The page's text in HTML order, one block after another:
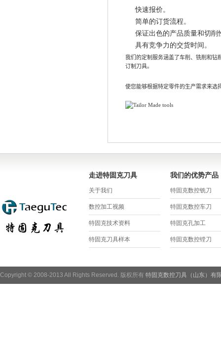
快速报价。
简单的订货流程。
保证出色的产品质量和切削
具有竞争力的交货时间。
我们的定制服务涵盖了车削、铣削和钻
订制刀具。
使您能够根据特定零件的生产需求来选
走进特固克刀具
关于我们
数控加工视频
特固克技术资料
特固克刀具样本
我们的优势产品
特固克数控铣刀
特固克数控车刀
特固克孔加工
特固克数控镗刀
Copyright © 2008-2013 All Rights Reserved. 版权所有 特固克数控刀具（山东）有